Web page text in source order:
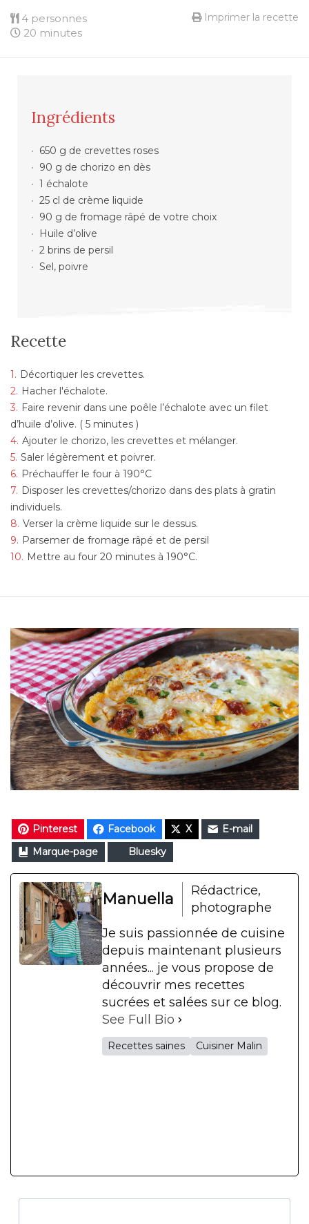
4 personnes
20 minutes
Imprimer la recette
Ingrédients
650 g de crevettes roses
90 g de chorizo en dès
1 échalote
25 cl de crème liquide
90 g de fromage râpé de votre choix
Huile d’olive
2 brins de persil
Sel, poivre
Recette
Décortiquer les crevettes.
Hacher l'échalote.
Faire revenir dans une poêle l’échalote avec un filet
d’huile d’olive. ( 5 minutes )
Ajouter le chorizo, les crevettes et mélanger.
Saler légèrement et poivrer.
Préchauffer le four à 190°C
Disposer les crevettes/chorizo dans des plats à gratin
individuels.
Verser la crème liquide sur le dessus.
Parsemer de fromage râpé et de persil
Mettre au four 20 minutes à 190°C.
Pinterest Facebook X
E-mail
Marque-page
Bluesky
Manuella
Rédactrice,
photographe
Je suis passionnée de cuisine
depuis maintenant plusieurs
années... je vous propose de
découvrir mes recettes
sucrées et salées sur ce blog.
See Full Bio
Recettes saines Cuisiner Malin